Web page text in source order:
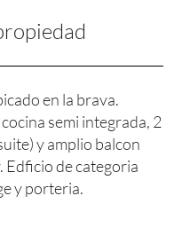
en la brava.
semi integrada, 2
y amplio balcon
Edficio de categoria
y porteria.